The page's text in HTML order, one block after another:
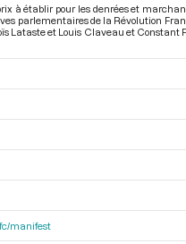
à établir pour les denrées et
parlementaires de la Révolution
Lataste et Louis Claveau et Constant
manifest